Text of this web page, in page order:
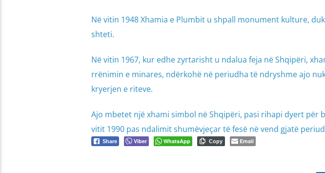
Në vitin 1948 Xhamia e Plumbit u shpall monument kulture,
shteti.
Në vitin 1967, kur edhe zyrtarisht u ndalua feja në Shqipëri,
rrënimin e minares, ndërkohë në periudha të ndryshme ajo
kryerjen e riteve.
Ajo mbetet një xhami simbol në Shqipëri, pasi rihapi dyert për
vitit 1990 pas ndalimit shumëvjeçar të fesë në vend gjatë
Share Viber WhatsApp Copy Email